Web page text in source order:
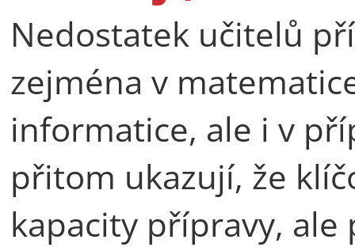
Nedostatek učitelů
zejména v
informatice, ale i v
přitom ukazují, že
kapacity přípravy,